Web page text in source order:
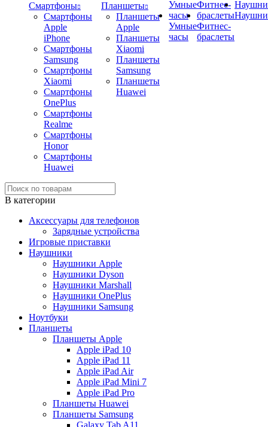
Смартфоны
Смартфоны
Apple
iPhone
Смартфоны
Samsung
Смартфоны
Xiaomi
Смартфоны
OnePlus
Смартфоны
Realme
Смартфоны
Honor
Смартфоны
Huawei
Планшеты
Планшеты
Apple
Планшеты
Xiaomi
Планшеты
Samsung
Планшеты
Huawei
Умные
часы
Фитнес-
браслеты
В категории
Аксессуары для телефонов
Зарядные устройства
Игровые приставки
Наушники
Наушники Apple
Наушники Dyson
Наушники Marshall
Наушники OnePlus
Наушники Samsung
Ноутбуки
Планшеты
Планшеты Apple
Apple iPad 10
Apple iPad 11
Apple iPad Air
Apple iPad Mini 7
Apple iPad Pro
Планшеты Huawei
Планшеты Samsung
Galaxy Tab A11